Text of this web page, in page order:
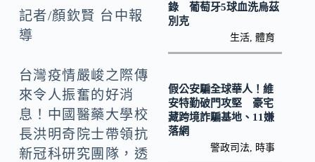
b
o
k
p
Li
n
k
記者/顏欽賢 台中報
導
台灣疫情嚴峻之際傳
來令人振奮的好消
息！中國醫藥大學校
長洪明奇院士帶領抗
新冠科研究團隊，透
錄 葡萄牙5球血洗烏茲
別克
生活 ,體育
假公安騙全球華人！維
安特勤破門攻堅 豪宅
藏跨境詐騙基地、11嫌
落網
警政司法 時事